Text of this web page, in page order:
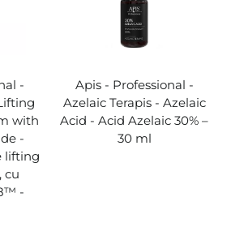
-
with
-
lifting
cu
-
Apis - Professional -
Azelaic Terapis - Azelaic
Acid - Acid Azelaic 30% –
30 ml